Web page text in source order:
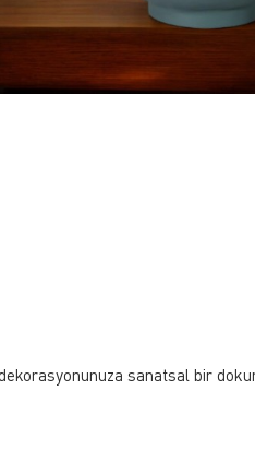
dekorasyonunuza sanatsal bir